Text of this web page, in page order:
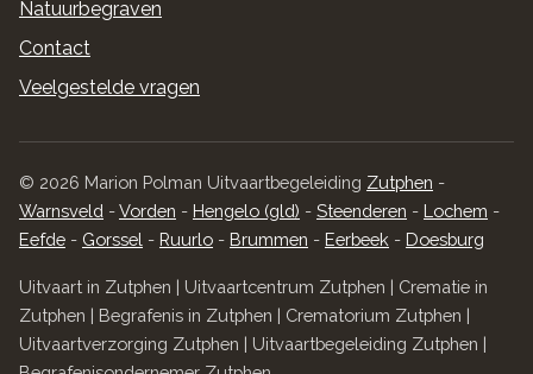
Natuurbegraven
Contact
Veelgestelde vragen
© 2026 Marion Polman Uitvaartbegeleiding Zutphen -
Warnsveld -Vorden - Hengelo (gld) - Steenderen - Lochem -
Eefde - Gorssel - Ruurlo - Brummen - Eerbeek - Doesburg
Uitvaart in Zutphen | Uitvaartcentrum Zutphen | Crematie in
Zutphen | Begrafenis in Zutphen | Crematorium Zutphen |
Uitvaartverzorging Zutphen | Uitvaartbegeleiding Zutphen |